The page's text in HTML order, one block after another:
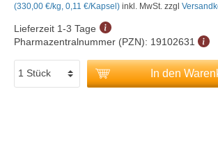
(330,00 €/kg, 0,11 €/Kapsel) inkl. MwSt. zzgl
Lieferzeit 1-3 Tage
Pharmazentralnummer (PZN): 19102631
In den